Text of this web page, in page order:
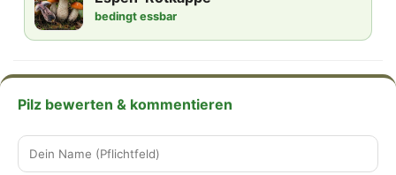
bedingt essbar
Pilz bewerten & kommentieren